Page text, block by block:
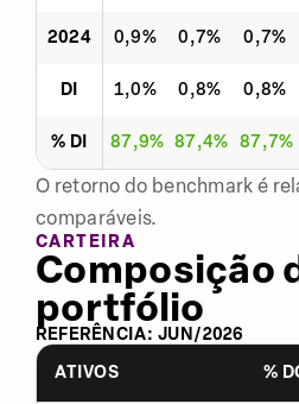
2024 0,9% 0,7% 0,7%
DI 1,0% 0,8% 0,8%
% DI 87,9% 87,4% 87,7%
O retorno do benchmark é
comparáveis.
CARTEIRA
Composição
portfólio
REFERÊNCIA: JUN /2026
ATIVOS
%